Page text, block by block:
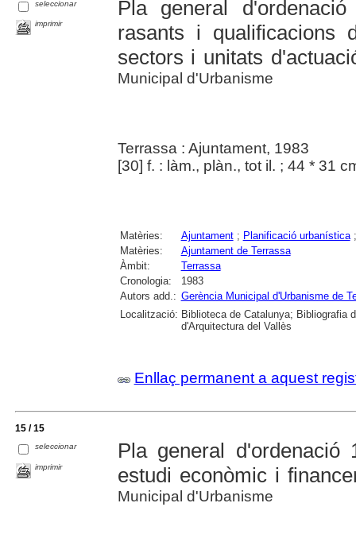
seleccionar
imprimir
Pla general
rasants i
sectors i unitats
Municipal d'Urbanisme
Terrassa : Ajuntament, 1983
[30] f. : làm., plàn., tot il. ; 44 * 31
Matèries: Ajuntament; Planificació urbanística
Matèries:
Ajuntament de Terrassa
Àmbit:
Terrassa
Cronologia:
1983
Autors add.: Gerència Municipal d'Urbanisme de
Localització: Biblioteca de Catalunya; Bibliografia
d'Arquitectura del Vallès
Enllaç permanent a aquest
15 / 15
seleccionar
imprimir
Pla general d'ordenació
estudi econòmic i
Municipal d'Urbanisme